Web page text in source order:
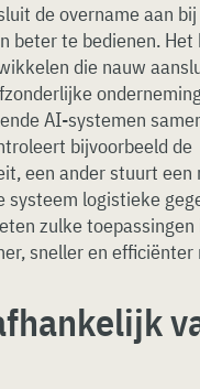
de overname aan
beter te bedienen.
die nauw
AI-systemen
bijvoorbeeld de
een ander stuurt een
systeem logistieke
zulke
sneller en efficiënter